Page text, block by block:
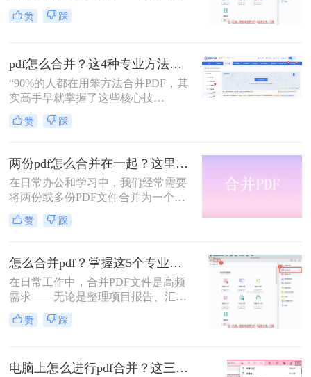
和技术水平，助您轻松应对各种PDF
处理需求。
节的电子书、一系列扫描件、不同来
源的报告或发票——整合为一个单一
然而，面对这一看似简单的任务，许
多用户却不知从何下手，或者使用的
工具不够高效、安全。
赞 踩
pdf怎么合并？这4种专业方法，让你效率翻倍！
“90%的人都在用笨方法合并PDF，其
实高手早就掌握了这些核心技
巧。”作为一名在电脑办公软件领域
深耕多年的测评博主，每天都会收到
中，“PDF怎么合并”这个问题出现的
频率高居不下。这看似简单的操作，
却实实在在地困扰着众多职场人：报
告整合、资料归档、方案提交……每
一次低效的手动处理，都在悄悄吞噬
你的时间与耐心。
赞 踩
两份pdf怎么合并在一起？这里分享4个合并方法！
在日常办公和学习中，我们经常需要
将两份或多份PDF文件合并为一个，
以便于查阅、分享和存储。那么两份
pdf怎么合并在一起呢？本文将介绍四
您轻松完成PDF合并任务。
赞 踩
怎么合并pdf？掌握这5个专业方法，效率提升300%！
在日常工作中，合并PDF文件是高频
需求——无论是整理项目报告、汇总
客户资料，还是准备学术论文。但许
多人仍在用低效、有风险的方法处理
我今天为你带来一份系统、专业的
赞 踩
电脑上怎么进行pdf合并？这三招，让你十分钟从小白变高手！